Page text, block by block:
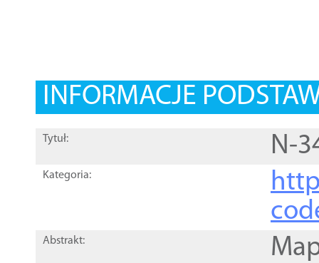
INFORMACJE
Tytuł: N-
Kategoria:
Abstrakt: